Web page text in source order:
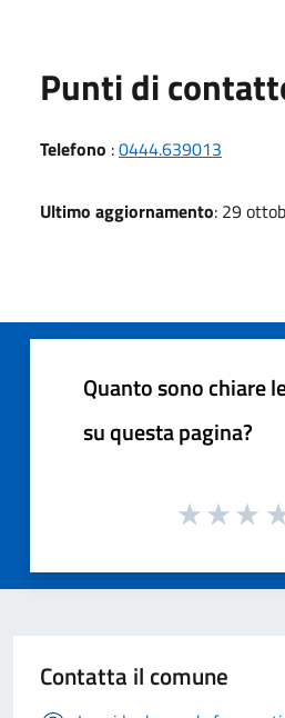
Punti di
Telefono :0444.639013
Ultimo aggiornamento: 29
Quanto sono chiare
su questa pagina?
Contatta il comune